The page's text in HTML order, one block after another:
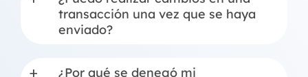
transacción una vez que se haya
enviado?
a
¿Por qué se denegó mi